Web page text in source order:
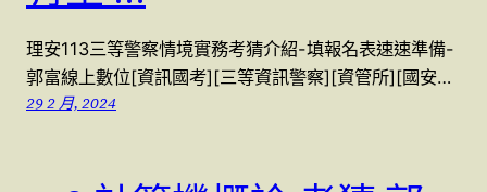
理安113三等警察情境實務考猜介紹-填報名表速速準備-
郭富線上數位[資訊國考][三等資訊警察][資管所][國安…
29 2 月, 2024